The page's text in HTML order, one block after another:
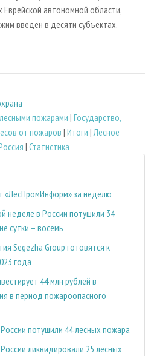
автономной области,
введен в десяти субъектах.
пожарами | Государство,
от пожаров | Итоги |Лесное
| Статистика
«ЛесПромИнформ» за неделю
неделе в России потушили 34
сутки – восемь
Segezha Group готовятся к
года
44 млн рублей в
в период пожароопасного
России потушили 44 лесных пожара
ликвидировали 25 лесных